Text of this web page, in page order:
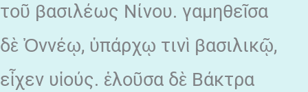
τοῦ βασιλέως Νίνου. γαμηθεῖσα
δὲ Ὀννέῳ, ὑπάρχῳ τινὶ βασιλικῷ,
εἶχεν υἱούς. ἑλοῦσα δὲ Βάκτρα